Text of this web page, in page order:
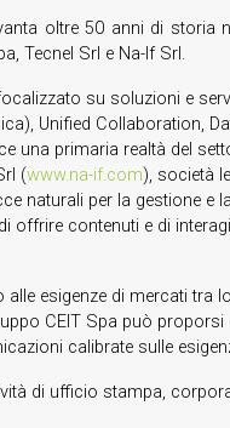
oltre 50 anni di storia
Tecnel Srl e Na-If Srl.
su soluzioni e
Unified Collaboration,
una primaria realtà del
(www.na-if.com), società
naturali per la gestione e
contenuti e di
esigenze di mercati tra
CEIT Spa può
calibrate sulle
di ufficio stampa,